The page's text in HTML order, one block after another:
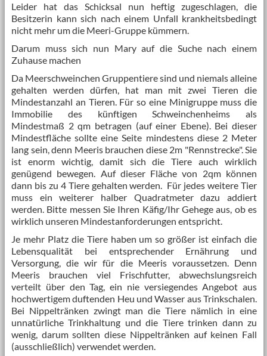
Leider hat das Schicksal nun heftig zugeschlagen, die
Besitzerin kann sich nach einem Unfall krankheitsbedingt
nicht mehr um die Meeri-Gruppe kümmern.
Darum muss sich nun Mary auf die Suche nach einem
Zuhause machen
Da Meerschweinchen Gruppentiere sind und niemals alleine
gehalten werden dürfen, hat man mit zwei Tieren die
Mindestanzahl an Tieren. Für so eine Minigruppe muss die
Immobilie des künftigen Schweinchenheims als
Mindestmaß 2 qm betragen (auf einer Ebene). Bei dieser
Mindestfläche sollte eine Seite mindestens diese 2 Meter
lang sein, denn Meeris brauchen diese 2m "Rennstrecke". Sie
ist enorm wichtig, damit sich die Tiere auch wirklich
genügend bewegen. Auf dieser Fläche von 2qm können
dann bis zu 4 Tiere gehalten werden. Für jedes weitere Tier
muss ein weiterer halber Quadratmeter dazu addiert
werden. Bitte messen Sie Ihren Käfig/Ihr Gehege aus, ob es
wirklich unseren Mindestanforderungen entspricht.
Je mehr Platz die Tiere haben um so größer ist einfach die
Lebensqualität bei entsprechender Ernährung und
Versorgung, die wir für die Meeris voraussetzen. Denn
Meeris brauchen viel Frischfutter, abwechslungsreich
verteilt über den Tag, ein nie versiegendes Angebot aus
hochwertigem duftenden Heu und Wasser aus Trinkschalen.
Bei Nippeltränken zwingt man die Tiere nämlich in eine
unnatürliche Trinkhaltung und die Tiere trinken dann zu
wenig, darum sollten diese Nippeltränken auf keinen Fall
(ausschließlich) verwendet werden.